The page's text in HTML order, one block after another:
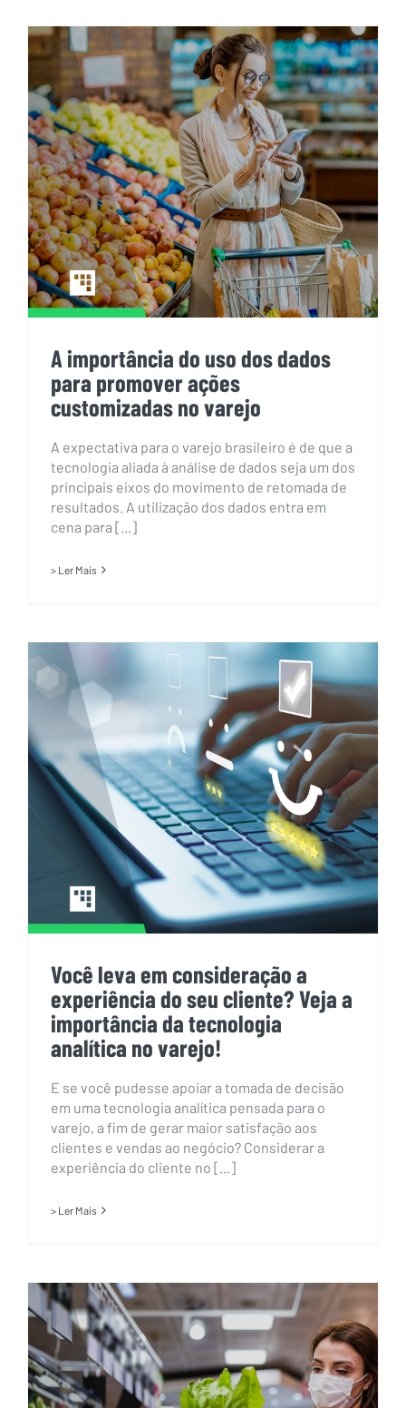
A importância do uso dos dados
para promover ações
customizadas no varejo
A importância do uso dos dados
para promover ações
customizadas no varejo
A expectativa para o varejo brasileiro é de que a
tecnologia aliada à análise de dados seja um dos
principais eixos do movimento de retomada de
resultados. A utilização dos dados entra em
cena para [...]
> Ler Mais
Você leva em consideração a
experiência do seu cliente? Veja
a importância da tecnologia
analítica no varejo!
Você leva em consideração a
experiência do seu cliente? Veja a
importância da tecnologia
analítica no varejo!
E se você pudesse apoiar a tomada de decisão
em uma tecnologia analítica pensada para o
varejo, a fim de gerar maior satisfação aos
clientes e vendas ao negócio? Considerar a
experiência do cliente no [...]
> Ler Mais